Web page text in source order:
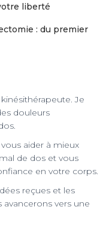
liberté
: du premier
Je
douleurs
aider à mieux
de dos et vous
en votre corps.
reçues et les
avancerons vers une